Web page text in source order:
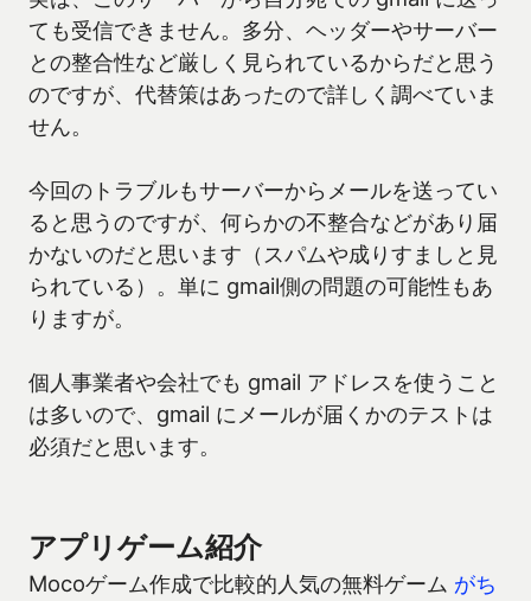
ても受信できません。多分、ヘッダーやサーバー
との整合性など厳しく見られているからだと思う
のですが、代替策はあったので詳しく調べていま
せん。
今回のトラブルもサーバーからメールを送ってい
ると思うのですが、何らかの不整合などがあり届
かないのだと思います（スパムや成りすましと見
られている）。単に gmail側の問題の可能性もあ
りますが。
個人事業者や会社でも gmail アドレスを使うこと
は多いので、gmail にメールが届くかのテストは
必須だと思います。
アプリゲーム紹介
Mocoゲーム作成で比較的人気の無料ゲーム がち